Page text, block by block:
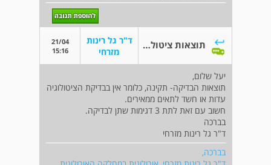
תוצאות ציטולוגיה
ד"ר גל רינות
מזרחי
21/04
15:16
יעל שלום,
תוצאות הבדיקה- תקינה, כלומר אין בבדיקת הציטולוגיה
עדות או חשד לתאים ממאירים.
חשוב עם זאת לתת 3 דגימות שתן לבדיקה.
בברכה
ד"ר גל רינות מזרחי
בברכה,